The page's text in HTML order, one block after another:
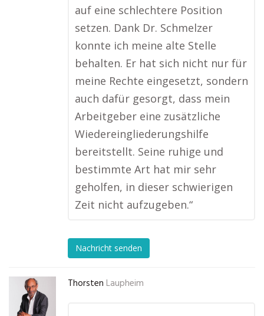
auf eine schlechtere Position
setzen. Dank Dr. Schmelzer
konnte ich meine alte Stelle
behalten. Er hat sich nicht nur für
meine Rechte eingesetzt, sondern
auch dafür gesorgt, dass mein
Arbeitgeber eine zusätzliche
Wiedereingliederungshilfe
bereitstellt. Seine ruhige und
bestimmte Art hat mir sehr
geholfen, in dieser schwierigen
Zeit nicht aufzugeben.“
Nachricht senden
Thorsten Laupheim